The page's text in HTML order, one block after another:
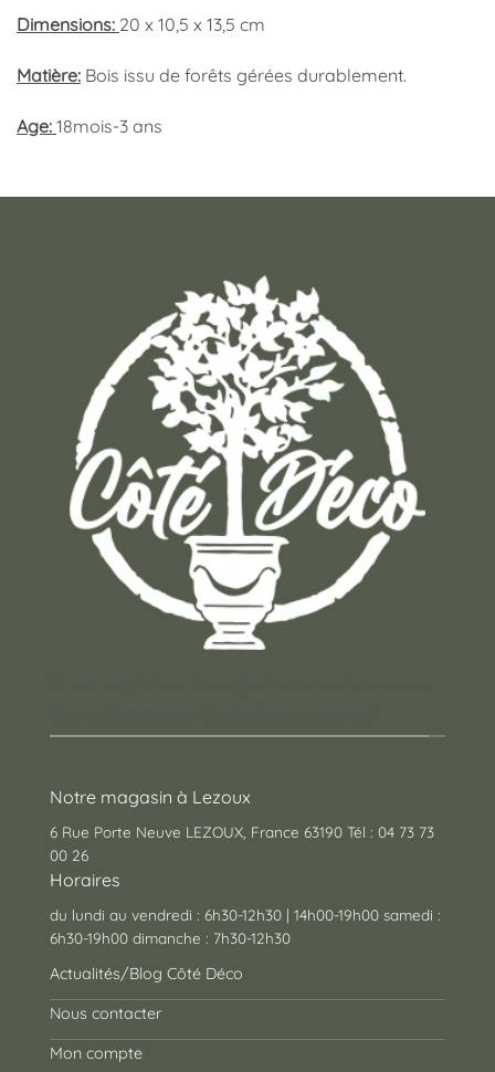
Dimensions: 20 x 10,5 x 13,5 cm
Matière: Bois issu de forêts gérées durablement.
Age: 18mois-3 ans
Notre magasin à Lezoux
6 Rue Porte Neuve LEZOUX, France 63190 Tél : 04 73 73
00 26
Horaires
du lundi au vendredi : 6h30-12h30 | 14h00-19h00 samedi :
6h30-19h00 dimanche : 7h30-12h30
Actualités/Blog Côté Déco
Nous contacter
Mon compte